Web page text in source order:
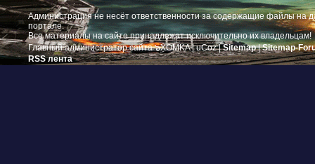
Администрация не несёт ответственности за содержащие файлы на
портале.
Все материалы на сайте принадлежат исключительно их владельцам!
Главный администратор сайта ๖ۣۜXOMKA |uCoz|Sitemap|Sitemap-
RSS лента